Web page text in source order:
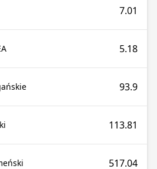
7.01
5.18
93.9
113.81
517.04